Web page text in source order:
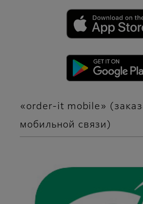
«order-it mobile»
мобильной связи)